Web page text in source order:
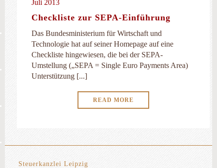
Juli 2013
Checkliste zur SEPA-Einführung
Das Bundesministerium für Wirtschaft und
Technologie hat auf seiner Homepage auf eine
Checkliste hingewiesen, die bei der SEPA-
Umstellung („SEPA = Single Euro Payments Area)
Unterstützung [...]
READ MORE
Steuerkanzlei Leipzig